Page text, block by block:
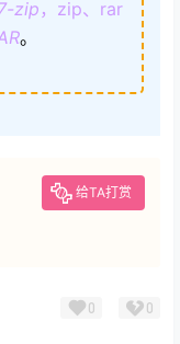
zip，zip、rar
。
给TA打赏
0 0